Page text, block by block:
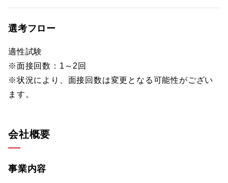
選考フロー
適性試験
※面接回数：1～2回
※状況により、面接回数は変更となる可能性がござい
ます。
会社概要
事業内容